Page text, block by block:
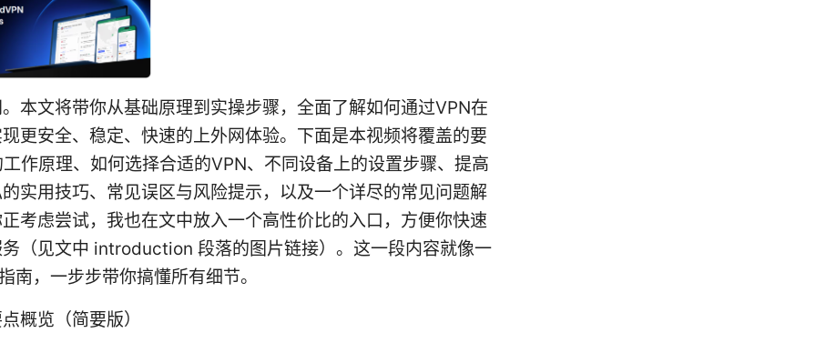
本文将带你从基础原理到实操步骤，全面了解如何通过VPN在
更安全、稳定、快速的上外网体验。下面是本视频将覆盖的要
作原理、如何选择合适的VPN、不同设备上的设置步骤、提高
实用技巧、常见误区与风险提示，以及一个详尽的常见问题解
考虑尝试，我也在文中放入一个高性价比的入口，方便你快速
（见文中 introduction 段落的图片链接）。这一段内容就像一
南，一步步带你搞懂所有细节。
概览（简要版）